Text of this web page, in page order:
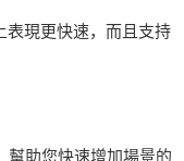
表現更快速，而且支持
幫助您快速增加場景的